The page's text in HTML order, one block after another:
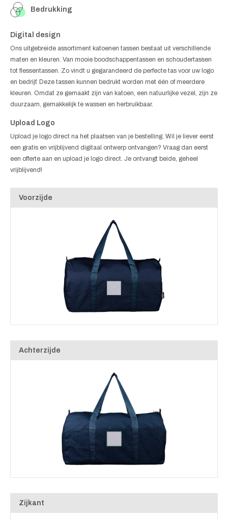
Bedrukking
Digital design
Ons uitgebreide assortiment katoenen tassen bestaat uit verschillende
maten en kleuren. Van mooie boodschappentassen en schoudertassen
tot flessentassen. Zo vindt u gegarandeerd de perfecte tas voor uw logo
en bedrijf. Deze tassen kunnen bedrukt worden met één of meerdere
kleuren. Omdat ze gemaakt zijn van katoen, een natuurlijke vezel, zijn ze
duurzaam, gemakkelijk te wassen en herbruikbaar.
Upload Logo
Upload je logo direct na het plaatsen van je bestelling. Wil je liever eerst
een gratis en vrijblijvend digitaal ontwerp ontvangen? Vraag dan eerst
een offerte aan en upload je logo direct. Je ontvangt beide, geheel
vrijblijvend!
Voorzijde
Achterzijde
Zijkant